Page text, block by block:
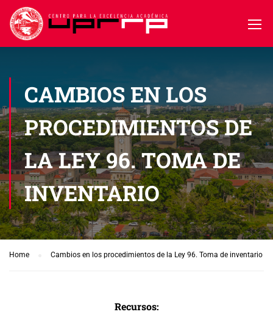
CAMBIOS EN LOS
PROCEDIMIENTOS DE
LA LEY 96. TOMA DE
INVENTARIO
Home Cambios en los procedimientos de la Ley 96. Toma de inventario
Recursos: